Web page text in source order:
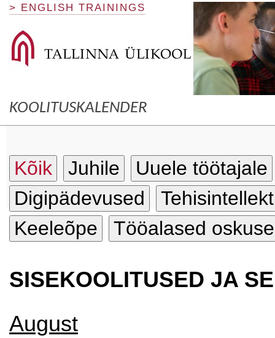
> ENGLISH TRAININGS
KOOLITUSKALENDER
Kõik Juhile
Uuele töötajale
Digipädevused
Tehisintellekt
Keeleõpe
Tööalased
SISEKOOLITUSED JA
August